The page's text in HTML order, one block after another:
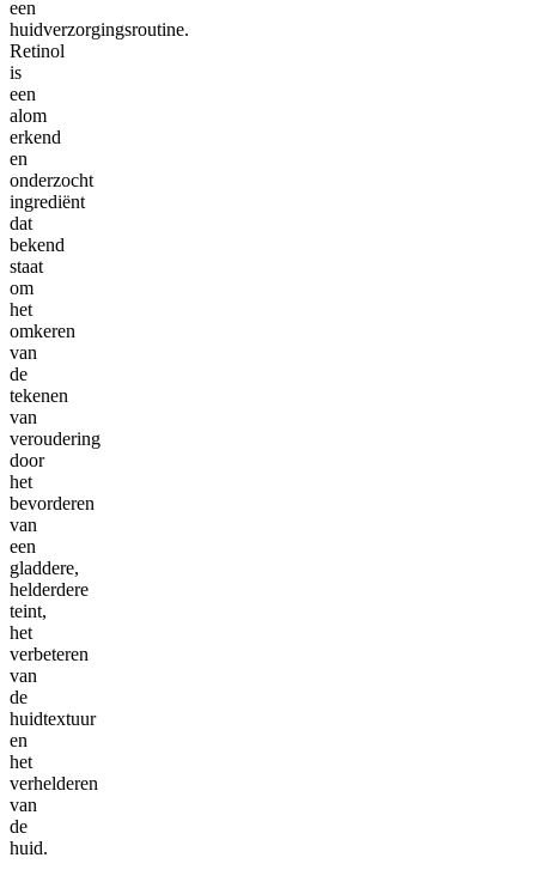
een
huidverzorgingsroutine.
Retinol
is
een
alom
erkend
en
onderzocht
ingrediënt
dat
bekend
staat
om
het
omkeren
van
de
tekenen
van
veroudering
door
het
bevorderen
van
een
gladdere,
helderdere
teint,
het
verbeteren
van
de
huidtextuur
en
het
verhelderen
van
de
huid.